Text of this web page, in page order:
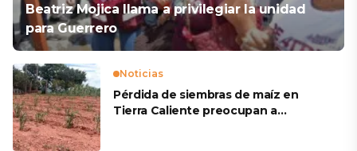
Beatriz Mojica llama a privilegiar la unidad
para Guerrero
Noticias
Pérdida de siembras de maíz en
Tierra Caliente preocupan a